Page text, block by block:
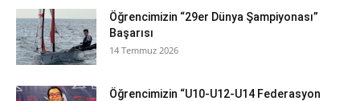
Öğrencimizin “29er Dünya Şampiyonası”
Başarısı
14 Temmuz 2026
Öğrencimizin “U10-U12-U14 Federasyon